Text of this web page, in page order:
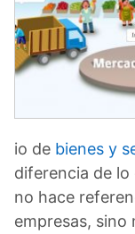
io de bienes y
diferencia de lo
no hace
empresas, sino